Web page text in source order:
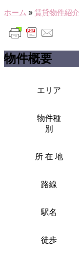
ホーム » 賃貸物件紹介
物件概要
エリア
物件種
別
所 在 地
路線
駅名
徒歩